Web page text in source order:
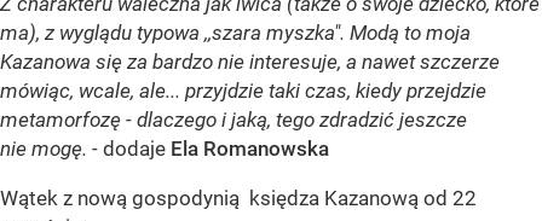
ma), z wyglądu typowa ,,szara myszka". Modą to moja
Kazanowa się za bardzo nie interesuje, a nawet szczerze
mówiąc, wcale, ale... przyjdzie taki czas, kiedy przejdzie
metamorfozę - dlaczego i jaką, tego zdradzić jeszcze
nie mogę. - dodaje Ela Romanowska
Wątek z nową gospodynią księdza Kazanową od 22